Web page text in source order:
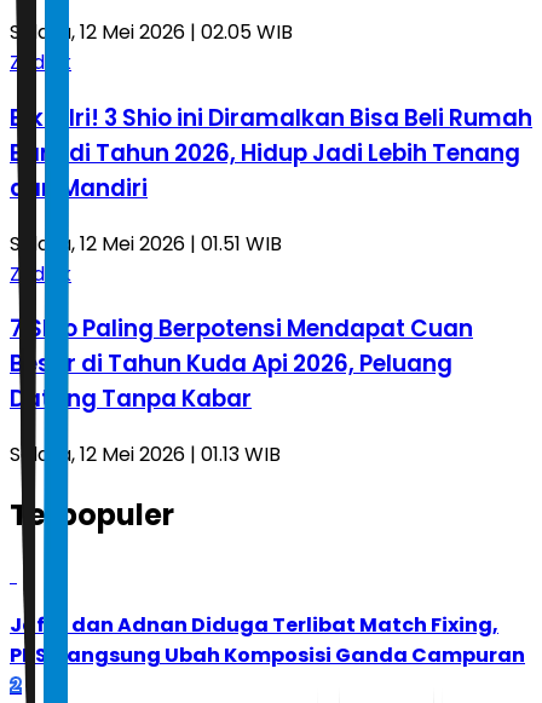
Selasa, 12 Mei 2026 | 02.05 WIB
Zodiak
Bikin Iri! 3 Shio ini Diramalkan Bisa Beli Rumah
Baru di Tahun 2026, Hidup Jadi Lebih Tenang
dan Mandiri
Selasa, 12 Mei 2026 | 01.51 WIB
Zodiak
7 Shio Paling Berpotensi Mendapat Cuan
Besar di Tahun Kuda Api 2026, Peluang
Datang Tanpa Kabar
Selasa, 12 Mei 2026 | 01.13 WIB
Terpopuler
Jafar dan Adnan Diduga Terlibat Match Fixing,
PBSI Langsung Ubah Komposisi Ganda Campuran
2